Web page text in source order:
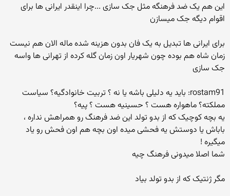
این هم یک ضد فرهنگه مثل جک سازی ...چرا اینقدر ایرانی ها برای
اقوام دیگه جک میسازن
برای ایرانی ها تبدیل به یک فان بدون هزینه شده ماله الان هم نیست
زمان شاه هم بوده چون شهریار اون زمان گله کرده از تهرانی ها واسه
جک سازی
rostam91: باید یه دلیلی باشه یا نه ؟ تربیت خانوادگیه؟ سیاست
مملکته؟ ماهواره هست ؟ حسینیه هست ؟ پیه؟
یه بچه کوچیک که از بدو تولد این ضد فرهنگ رو همراهش نداره ،
باباش یا دوستش یه فحشی میده اون بچه هم اون فحش رو یاد
میگیره !
شما اصلا میدونی فرهنگ چیه
مگر ژنتیک که از بدو تولد بیاد